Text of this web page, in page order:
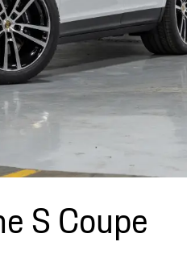
S Coupe